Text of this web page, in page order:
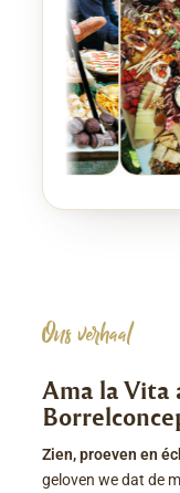
Ons verhaal
Ama la Vita
Zien, proeven en
geloven we dat de